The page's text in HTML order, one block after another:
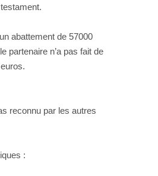
abattement de 57000
partenaire n’a pas fait de
reconnu par les autres
: